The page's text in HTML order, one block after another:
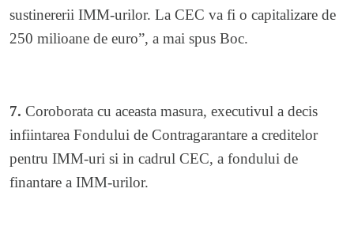
sustinererii IMM-urilor. La CEC va fi o capitalizare de
250 milioane de euro”, a mai spus Boc.
7. Coroborata cu aceasta masura, executivul a decis
infiintarea Fondului de Contragarantare a creditelor
pentru IMM-uri si in cadrul CEC, a fondului de
finantare a IMM-urilor.